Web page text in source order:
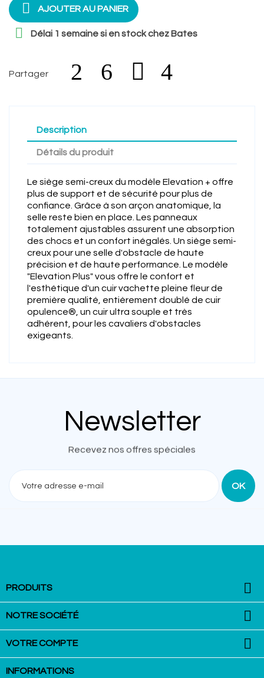
 AJOUTER AU PANIER
 Délai 1 semaine si en stock chez Bates
Partager
Description
Détails du produit
Le siège semi-creux du modèle Elevation + offre
plus de support et de sécurité pour plus de
confiance. Grâce à son arçon anatomique, la
selle reste bien en place. Les panneaux
totalement ajustables assurent une absorption
des chocs et un confort inégalés. Un siège semi-
creux pour une selle d'obstacle de haute
précision et de haute performance. Le modèle
"Elevation Plus" vous offre le confort et
l'esthétique d'un cuir vachette pleine fleur de
première qualité, entièrement doublé de cuir
opulence®, un cuir ultra souple et très
adhérent, pour les cavaliers d'obstacles
exigeants.
Newsletter
Recevez nos offres spéciales
PRODUITS 
NOTRE SOCIÉTÉ 
VOTRE COMPTE 
INFORMATIONS